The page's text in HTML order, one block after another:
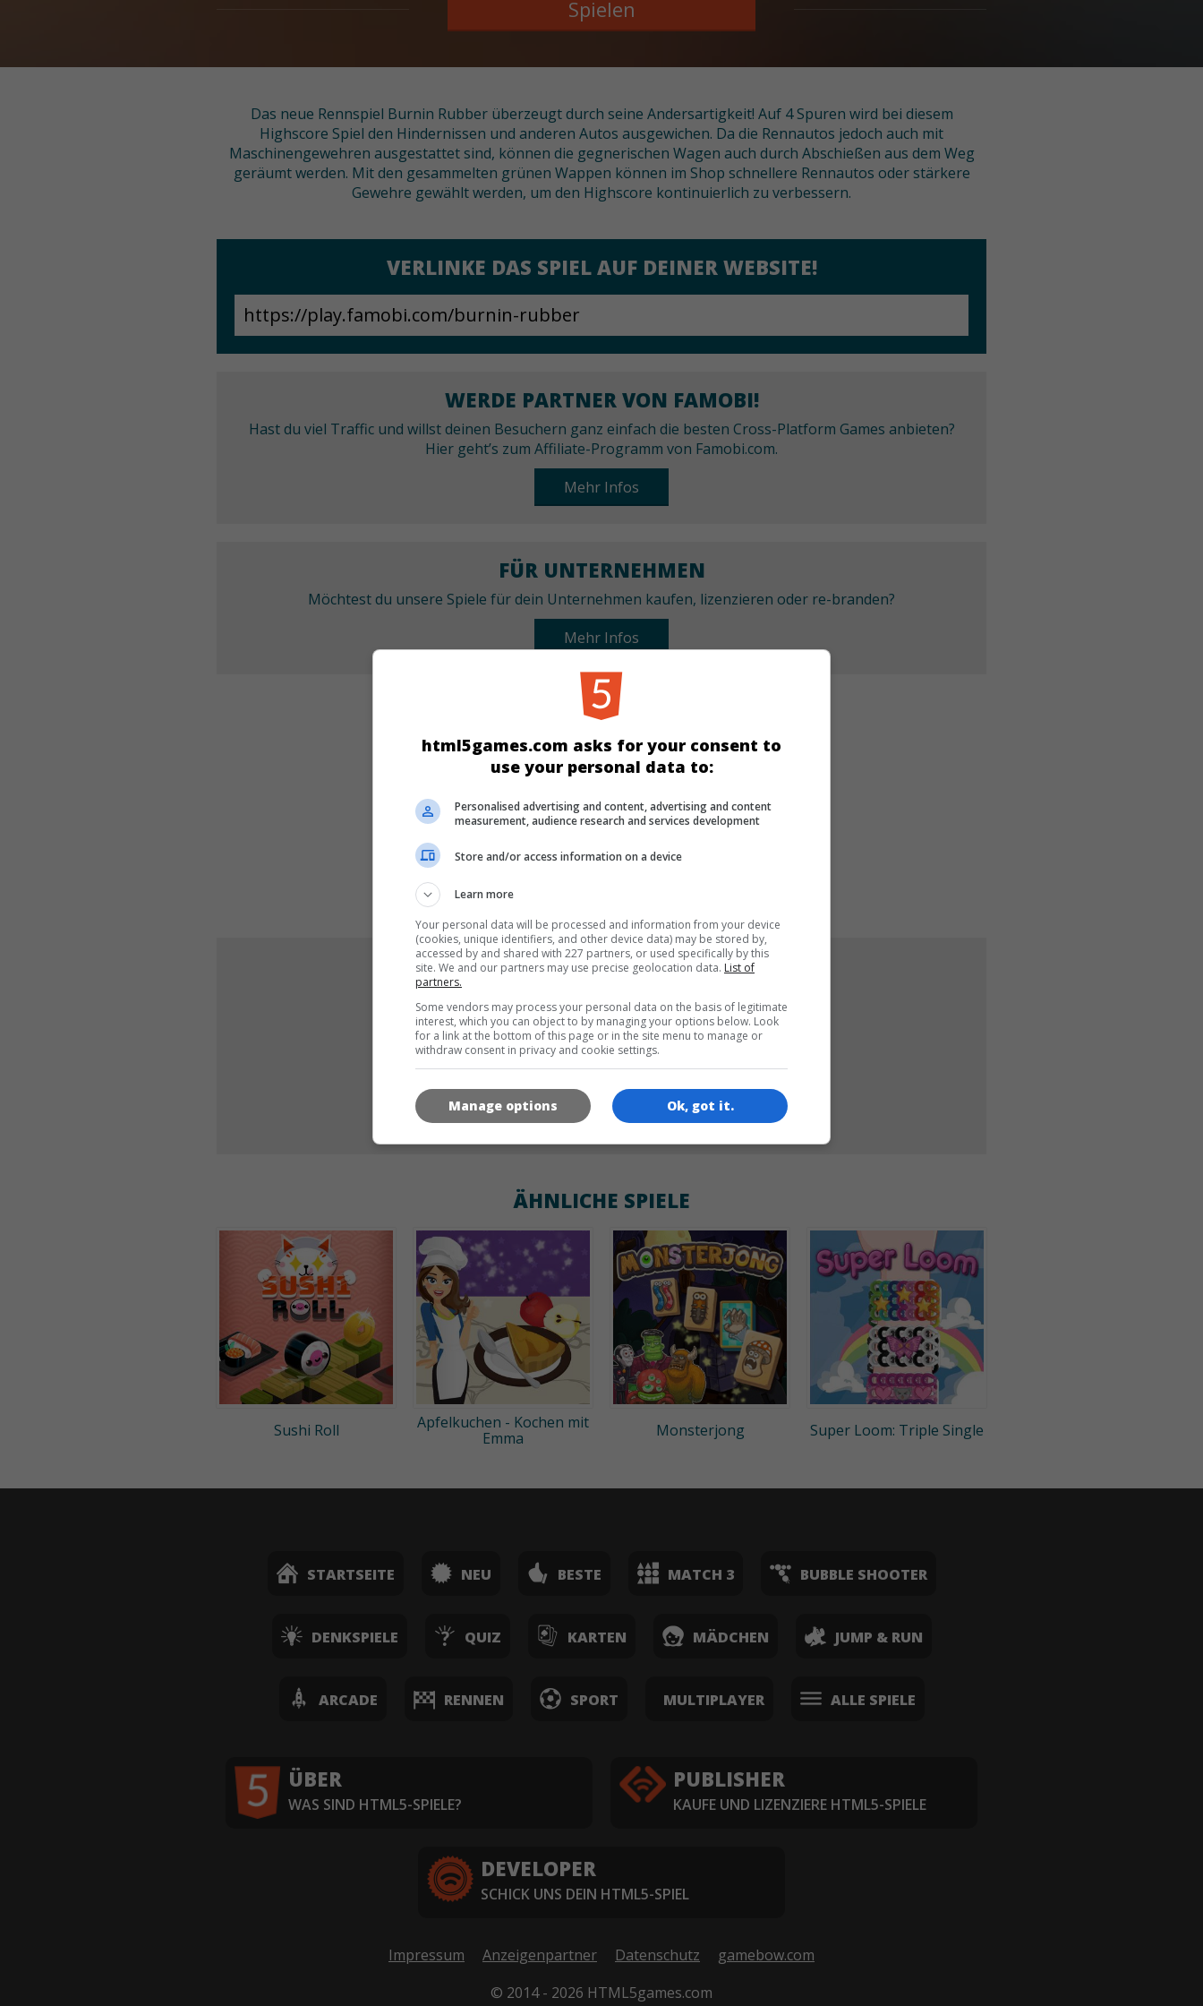
Spielen
Das neue Rennspiel Burnin Rubber überzeugt durch seine Andersartigkeit! Auf 4 Spuren wird bei diesem
Highscore Spiel den Hindernissen und anderen Autos ausgewichen. Da die Rennautos jedoch auch mit
Maschinengewehren ausgestattet sind, können die gegnerischen Wagen auch durch Abschießen aus dem Weg
geräumt werden. Mit den gesammelten grünen Wappen können im Shop schnellere Rennautos oder stärkere
Gewehre gewählt werden, um den Highscore kontinuierlich zu verbessern.
VERLINKE DAS SPIEL AUF DEINER WEBSITE!
WERDE PARTNER VON FAMOBI!
Hast du viel Traffic und willst deinen Besuchern ganz einfach die besten Cross-Platform Games anbieten?
Hier geht’s zum Affiliate-Programm von Famobi.com.
Mehr Infos
FÜR UNTERNEHMEN
Möchtest du unsere Spiele für dein Unternehmen kaufen, lizenzieren oder re-branden?
Mehr Infos
KATEGORIEN
Arcade Rennen Beste
SPRACHEN
SPIEL-ICONS
180x180 120x120 60x60
ÄHNLICHE SPIELE
Sushi Roll
Apfelkuchen - Kochen mit
Emma
Monsterjong Super Loom: Triple Single
STARTSEITE NEU BESTE MATCH 3 BUBBLE SHOOTER
DENKSPIELE QUIZ KARTEN MÄDCHEN JUMP & RUN
ARCADE RENNEN SPORT MULTIPLAYER ALLE SPIELE
ÜBER
WAS SIND HTML5-SPIELE?
PUBLISHER
KAUFE UND LIZENZIERE HTML5-SPIELE
DEVELOPER
SCHICK UNS DEIN HTML5-SPIEL
Impressum Anzeigenpartner Datenschutz
gamebow.com
© 2014 - 2026 HTML5games.com
html5games.com asks for your consent to
use your personal data to:
Personalised advertising and content, advertising and content
measurement, audience research and services development
Store and/or access information on a device
Learn more
Your personal data will be processed and information from your device
(cookies, unique identifiers, and other device data) may be stored by,
accessed by and shared with 227 partners, or used specifically by this
site. We and our partners may use precise geolocation data. List of
partners.
Some vendors may process your personal data on the basis of legitimate
interest, which you can object to by managing your options below. Look
for a link at the bottom of this page or in the site menu to manage or
withdraw consent in privacy and cookie settings.
Ok, got it.
Manage options